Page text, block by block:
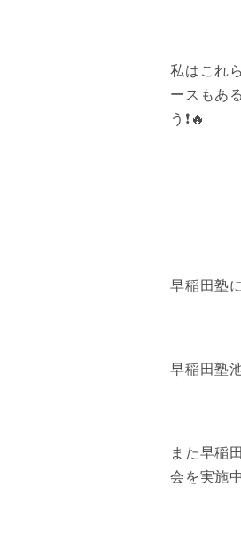
私はこれ
ースもあ
う❗️🔥
早稲田塾
早稲田塾
また早稲
会を実施